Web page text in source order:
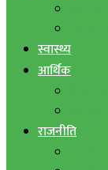
स्वास्थ्य
आर्थिक
राजनीति